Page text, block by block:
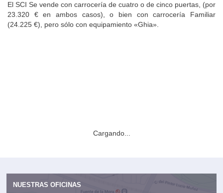
El SCI Se vende con carrocería de cuatro o de cinco puertas, (por
23.320 € en ambos casos), o bien con carrocería Familiar
(24.225 €), pero sólo con equipamiento «Ghia».
Cargando...
NUESTRAS OFICINAS